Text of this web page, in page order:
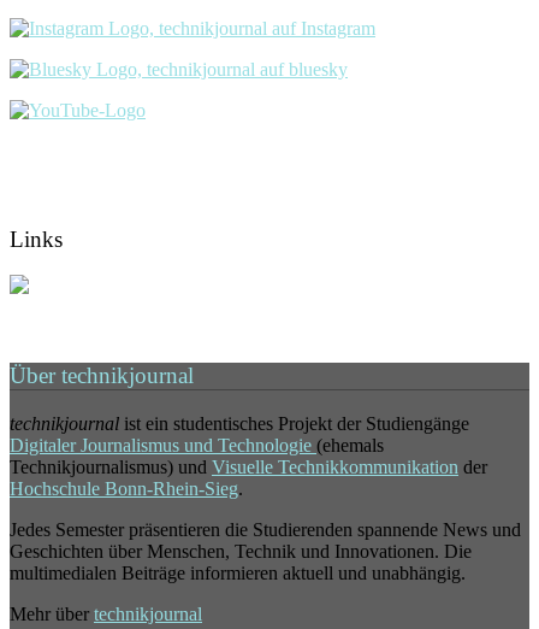
Links
Über technikjournal
technikjournal ist ein studentisches Projekt der Studiengänge
Digitaler Journalismus und Technologie (ehemals
Technikjournalismus) und Visuelle Technikkommunikation der
Hochschule Bonn-Rhein-Sieg.
Jedes Semester präsentieren die Studierenden spannende News und
Geschichten über Menschen, Technik und Innovationen. Die
multimedialen Beiträge informieren aktuell und unabhängig.
Mehr über technikjournal